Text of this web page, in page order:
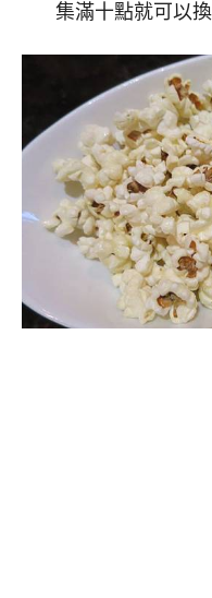
集滿十點就可以